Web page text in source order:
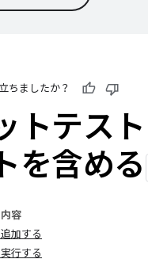
ちましたか？
トテス
を含める
容
加する
行する